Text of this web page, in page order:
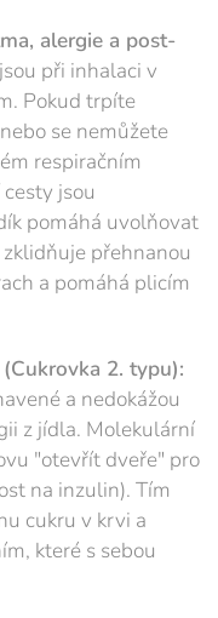
alergie a post-
při inhalaci v
Pokud trpíte
se nemůžete
respiračním
jsou
pomáhá uvolňovat
přehnanou
a pomáhá plicím
2. typu):
a nedokážou
z jídla. Molekulární
"otevřít dveře" pro
na inzulin). Tím
cukru v krvi a
které s sebou